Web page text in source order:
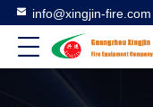
info@xingjin-fire.com